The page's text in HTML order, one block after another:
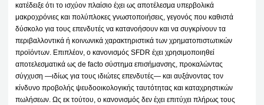
κατέδειξε ότι το ισχύον πλαίσιο έχει ως αποτέλεσμα υπερβολικά
μακροχρόνιες και πολύπλοκες γνωστοποιήσεις, γεγονός που καθιστά
δύσκολο για τους επενδυτές να κατανοήσουν και να συγκρίνουν τα
περιβαλλοντικά ή κοινωνικά χαρακτηριστικά των χρηματοπιστωτικών
προϊόντων. Επιπλέον, ο κανονισμός SFDR έχει χρησιμοποιηθεί
αποτελεσματικά ως de facto σύστημα επισήμανσης, προκαλώντας
σύγχυση —ιδίως για τους ιδιώτες επενδυτές— και αυξάνοντας τον
κίνδυνο προβολής ψευδοοικολογικής ταυτότητας και καταχρηστικών
πωλήσεων. Ως εκ τούτου, ο κανονισμός δεν έχει επιτύχει πλήρως τους